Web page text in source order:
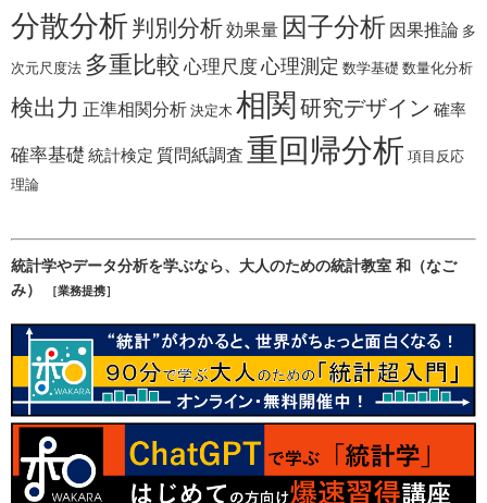
分散分析 判別分析効果量 因子分析 因果推論 多
次元尺度法 多重比較 心理尺度心理測定 数学基礎 数量化分析
検出力 正準相関分析 決定木 相関 研究デザイン 確率
確率基礎 統計検定 質問紙調査 重回帰分析 項目反応
理論
統計学やデータ分析を学ぶなら、大人のための統計教室 和（なご
み）
［業務提携］